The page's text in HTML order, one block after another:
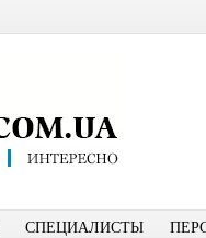
СПЕЦИАЛИСТЫ